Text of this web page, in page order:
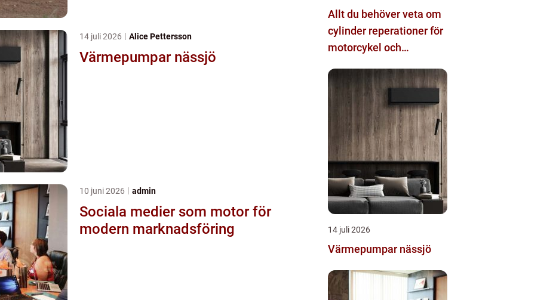
14 juli 2026 Alice Pettersson
Värmepumpar nässjö
10 juni 2026 admin
Sociala medier som motor för
modern marknadsföring
Allt du behöver veta om
cylinder reperationer för
motorcykel och
14 juli 2026
Värmepumpar nässjö